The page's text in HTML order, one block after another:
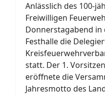
Anlässlich des 100-
Freiwilligen
Donnerstagabend
Festhalle die
statt. Der 1.
eröffnete die
Jahresmotto des